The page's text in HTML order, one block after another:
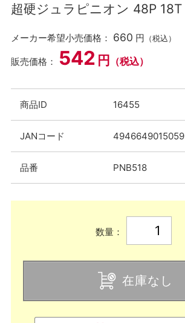
超硬ジュラピニオン 48P 18T
メーカー希望小売価格： 660 円 （税込）
販売価格： 542 円 （税込）
商品ID 16455
JANコード 4946649015059
品番 PNB518
数量：
在庫なし